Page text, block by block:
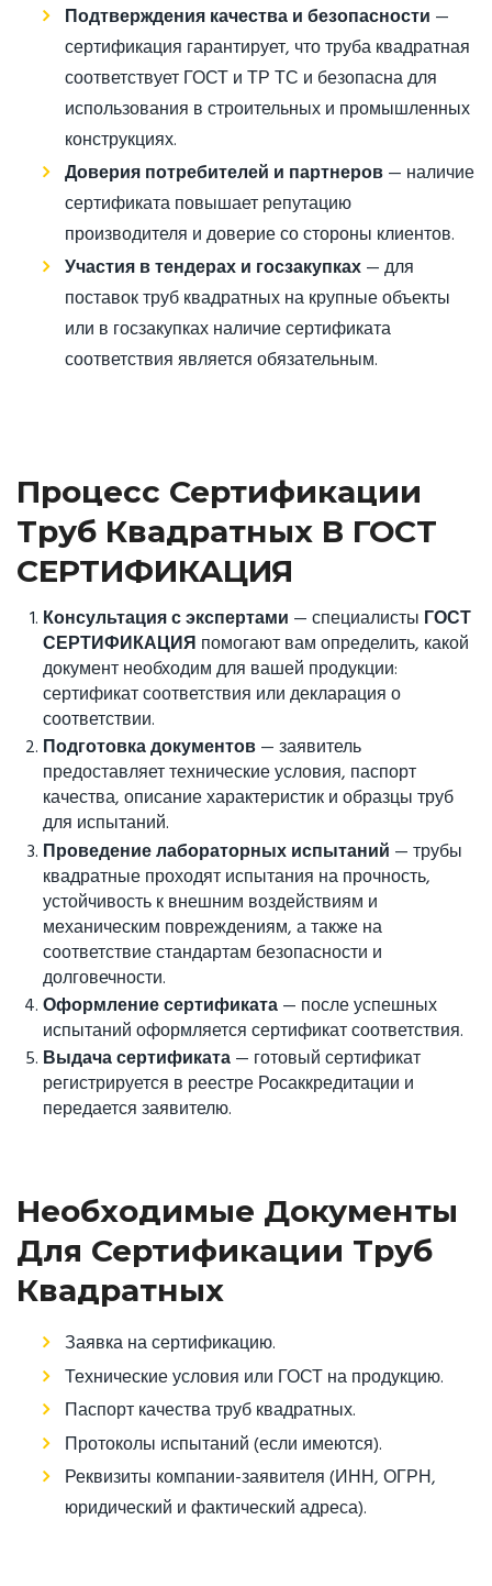
Подтверждения качества и безопасности —
сертификация гарантирует, что труба квадратная
соответствует ГОСТ и ТР ТС и безопасна для
использования в строительных и промышленных
конструкциях.
Доверия потребителей и партнеров— наличие
сертификата повышает репутацию
производителя и доверие со стороны клиентов.
Участия в тендерах и госзакупках— для
поставок труб квадратных на крупные объекты
или в госзакупках наличие сертификата
соответствия является обязательным.
Процесс Сертификации
Труб Квадратных В ГОСТ
СЕРТИФИКАЦИЯ
Консультация с экспертами — специалисты ГОСТ
СЕРТИФИКАЦИЯ помогают вам определить, какой
документ необходим для вашей продукции:
сертификат соответствия или декларация о
соответствии.
Подготовка документов— заявитель
предоставляет технические условия, паспорт
качества, описание характеристик и образцы труб
для испытаний.
Проведение лабораторных испытаний — трубы
квадратные проходят испытания на прочность,
устойчивость к внешним воздействиям и
механическим повреждениям, а также на
соответствие стандартам безопасности и
долговечности.
Оформление сертификата— после успешных
испытаний оформляется сертификат соответствия.
Выдача сертификата— готовый сертификат
регистрируется в реестре Росаккредитации и
передается заявителю.
Необходимые Документы
Для Сертификации Труб
Квадратных
Заявка на сертификацию.
Технические условия или ГОСТ на продукцию.
Паспорт качества труб квадратных.
Протоколы испытаний (если имеются).
Реквизиты компании-заявителя (ИНН, ОГРН,
юридический и фактический адреса).